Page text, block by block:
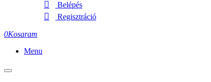
Belépés
Regisztráció
0Kosaram
Menu